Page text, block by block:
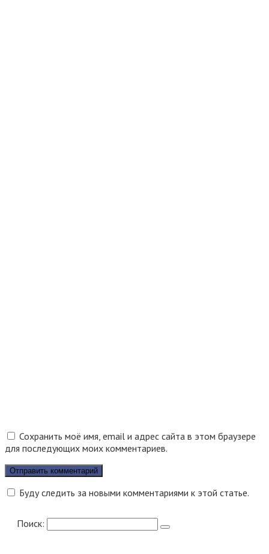
Сохранить моё имя, email и адрес сайта в этом браузере
для последующих моих комментариев.
Буду следить за новыми комментариями к этой статье.
Поиск: